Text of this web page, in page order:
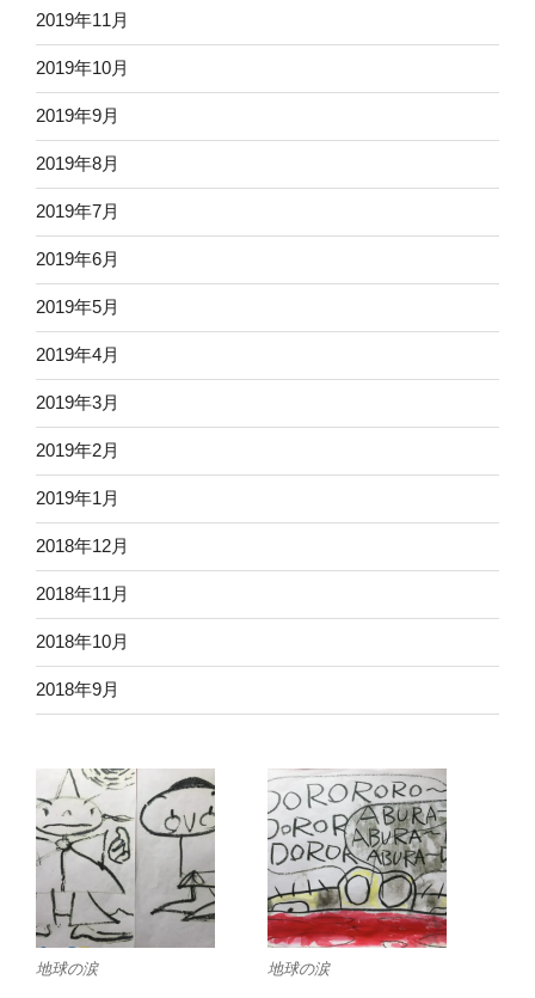
2019年11月
2019年10月
2019年9月
2019年8月
2019年7月
2019年6月
2019年5月
2019年4月
2019年3月
2019年2月
2019年1月
2018年12月
2018年11月
2018年10月
2018年9月
地球の涙 地球の涙